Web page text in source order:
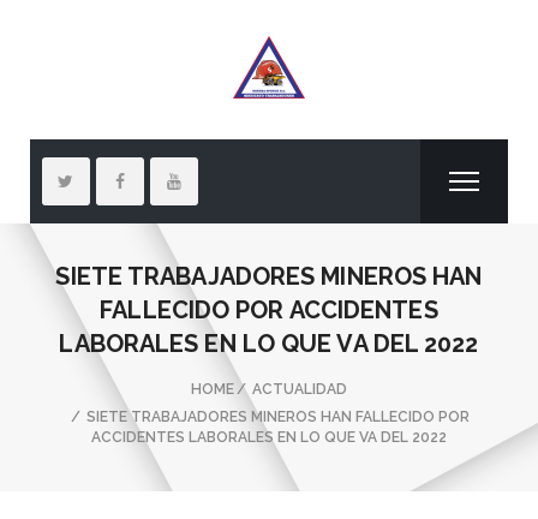
SIETE TRABAJADORES MINEROS HAN
FALLECIDO POR ACCIDENTES
LABORALES EN LO QUE VA DEL 2022
HOME
ACTUALIDAD
SIETE TRABAJADORES MINEROS HAN FALLECIDO POR
ACCIDENTES LABORALES EN LO QUE VA DEL 2022